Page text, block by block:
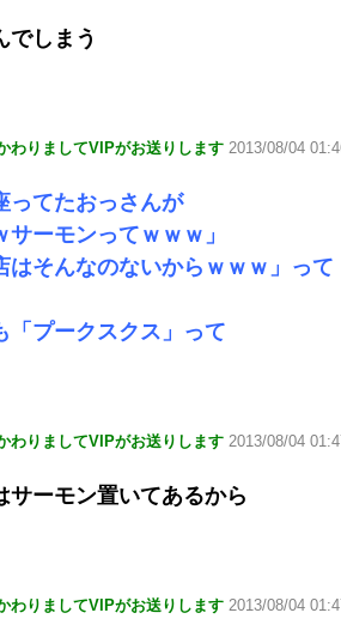
でしまう
わりましてVIPがお送りします 2013/08/04
ってたおっさんが
サーモンってｗｗｗ」
はそんなのないからｗｗｗ」って
「プークスクス」って
わりましてVIPがお送りします 2013/08/04
サーモン置いてあるから
わりましてVIPがお送りします 2013/08/04